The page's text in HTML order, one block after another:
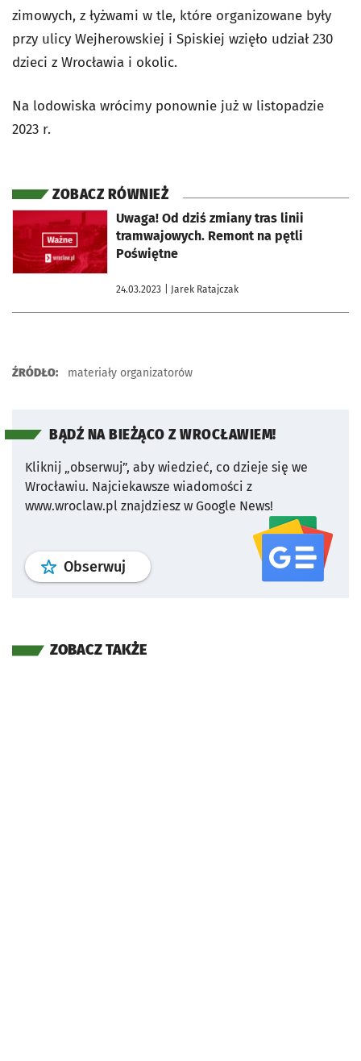
zimowych, z łyżwami w tle, które organizowane były
przy ulicy Wejherowskiej i Spiskiej wzięło udział 230
dzieci z Wrocławia i okolic.
Na lodowiska wrócimy ponownie już w listopadzie
2023 r.
ZOBACZ RÓWNIEŻ
Uwaga! Od dziś zmiany tras linii
tramwajowych. Remont na pętli
Poświętne
24.03.2023 | Jarek Ratajczak
otworzy się w nowej karcie
ŹRÓDŁO: materiały organizatorów
BĄDŹ NA BIEŻĄCO Z WROCŁAWIEM!
Kliknij „obserwuj”, aby wiedzieć, co dzieje się we
Wrocławiu. Najciekawsze wiadomości z
www.wroclaw.pl znajdziesz w Google News!
Obserwuj profil serwisu
ZOBACZ TAKŻE